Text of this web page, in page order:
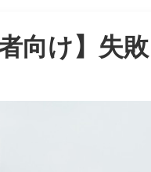
者向け】失